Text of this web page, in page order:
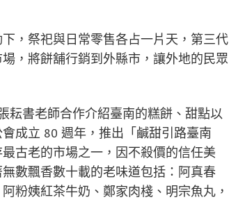
，祭祀與日常零售各占一片天，第三代
，將餅舖行銷到外縣市，讓外地的民眾
耘書老師合作介紹臺南的糕餅、甜點以
成立 80 週年，推出「鹹甜引路臺南
古老的市場之一，因不殺價的信任美
數飄香數十載的老味道包括：阿真春
粉姨紅茶牛奶、鄭家肉棧、明宗魚丸，